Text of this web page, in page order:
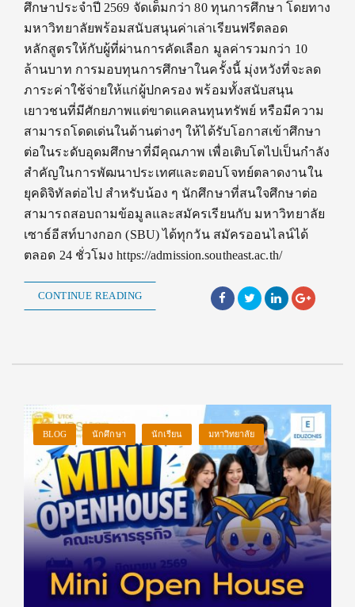
ศึกษาประจำปี 2569 จัดเต็มกว่า 80 ทุนการศึกษา โดยทาง
มหาวิทยาลัยพร้อมสนับสนุนค่าเล่าเรียนฟรีตลอด
หลักสูตรให้กับผู้ที่ผ่านการคัดเลือก มูลค่ารวมกว่า 10
ล้านบาท การมอบทุนการศึกษาในครั้งนี้ มุ่งหวังที่จะลด
ภาระค่าใช้จ่ายให้แก่ผู้ปกครอง พร้อมทั้งสนับสนุน
เยาวชนที่มีศักยภาพแต่ขาดแคลนทุนทรัพย์ หรือมีความ
สามารถโดดเด่นในด้านต่างๆ ให้ได้รับโอกาสเข้าศึกษา
ต่อในระดับอุดมศึกษาที่มีคุณภาพ เพื่อเติบโตไปเป็นกำลัง
สำคัญในการพัฒนาประเทศและตอบโจทย์ตลาดงานใน
ยุคดิจิทัลต่อไป สำหรับน้อง ๆ นักศึกษาที่สนใจศึกษาต่อ
สามารถสอบถามข้อมูลและสมัครเรียนกับ มหาวิทยาลัย
เซาธ์อีสท์บางกอก (SBU) ได้ทุกวัน สมัครออนไลน์ได้
ตลอด 24 ชั่วโมง https://admission.southeast.ac.th/
CONTINUE READING
BLOG นักศึกษา นักเรียน มหาวิทยาลัย